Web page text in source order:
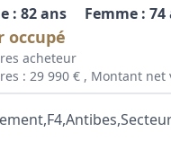
: 82 ans Femme : 74
occupé
acheteur
: 29 990 € , Montant net